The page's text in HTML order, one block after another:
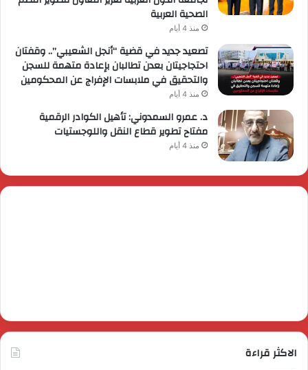
الصحية العربية
منذ 4 أيام
تصعيد جديد في قضية “أنجل الشعيبي”.. وقفتان
احتجاجيتان بعدن تطالبان بإعادة متهمة للسجن
والتحقيق في ملابسات الإفراج عن المحكومين
منذ 4 أيام
د. عمرو السمدوني: تأهيل الكوادر الرقمية
مفتاح تطوير قطاع النقل واللوجستيات
منذ 4 أيام
الاكثر قراءة